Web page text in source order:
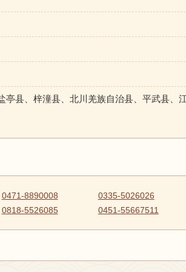
亭县、梓潼县、北川羌族自治县、平武县、
0471-8890008
0335-5026026
0818-5526085 0451-55667511